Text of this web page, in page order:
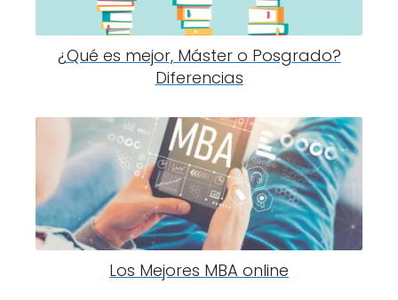
¿Qué es mejor, Máster o Posgrado?
Diferencias
Los Mejores MBA online